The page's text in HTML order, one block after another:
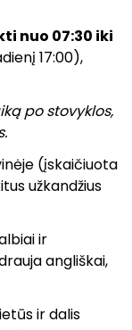
nuo 07:30 iki
17:00),
po stovyklos,
(įskaičiuota
užkandžius
ir
angliškai,
ir dalis